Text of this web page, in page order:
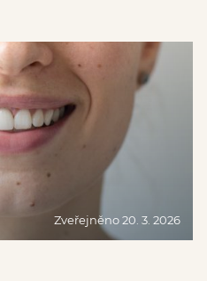
Zveřejněno 20. 3. 2026